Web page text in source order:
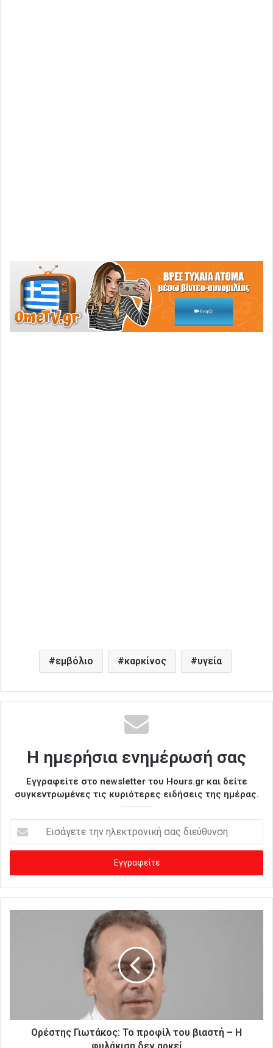
εμβόλιο καρκίνος υγεία
Η ημερήσια ενημέρωσή σας
Εγγραφείτε στο newsletter του Hours.gr και δείτε
συγκεντρωμένες τις κυριότερες ειδήσεις της ημέρας.
σ
γ
ε
Ορέστης Γιωτάκος: Το προφίλ του βιαστή – Η
φυλάκιση δεν αρκεί